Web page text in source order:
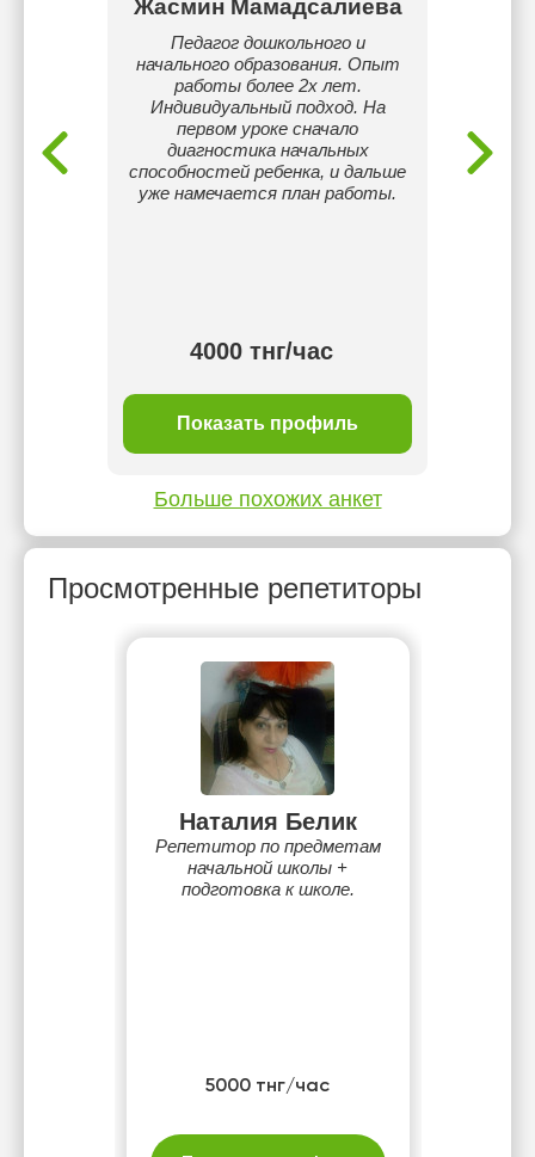
Жасмин Мамадсалиева
Педагог дошкольного и
начального образования. Опыт
работы более 2х лет.
Индивидуальный подход. На
первом уроке сначало
диагностика начальных
способностей ребенка, и дальше
уже намечается план работы.
4000 тнг/час
Показать профиль
Больше похожих анкет
Просмотренные репетиторы
Наталия Белик
Репетитор по предметам
начальной школы +
подготовка к школе.
5000 тнг/час